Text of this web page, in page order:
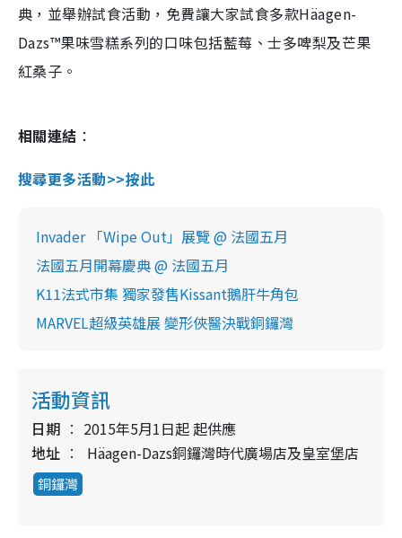
典，並舉辦試食活動，免費讓大家試食多款Häagen-
Dazs™果味雪糕系列的口味包括藍莓、士多啤梨及芒果
紅桑子。
相關連結 ：
搜尋更多活動>>按此
Invader 「Wipe Out」展覽 @ 法國五月
法國五月開幕慶典 @ 法國五月
K11法式市集 獨家發售Kissant鵝肝牛角包
MARVEL超級英雄展 變形俠醫決戰銅鑼灣
活動資訊
日期
2015年5月1日起 起供應
地址
Häagen-Dazs銅鑼灣時代廣場店及皇室堡店
銅鑼灣